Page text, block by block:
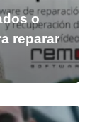
o
reparar